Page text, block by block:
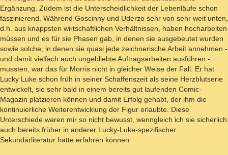
Ergänzung. Zudem ist die Unterscheidlichkeit der Lebenläufe schon
faszinierend. Während Goscinny und Uderzo sehr von sehr weit unten,
d.h. aus knappsten wirtschaftlichen Verhältnissen, haben hocharbeiten
müssen und es für sie Phasen gab, in denen sie ausgebeutet wurden
sowie solche, in denen sie quasi jede zeichnerische Arbeit annehmen -
und damit vielfach auch ungebliebte Auftragsarbeiten ausführen -
mussten, war das für Morris nicht in gleicher Weise der Fall. Er hat
Lucky Luke schon früh in seiner Schaffenszeit als seine Herzblutserie
entwickelt, sie sehr bald in einem bereits gut laufenden Comic-
Magazin platzieren können und damit Erfolg gehabt, der ihm die
kontinuierliche Weiterentwicklung der Figur erlaubte. Diese
Unterschiede waren mir so nicht bewusst, wenngleich ich sie sicherlich
auch bereits früher in anderer Lucky-Luke-spezifischer
Sekundärliteratur hätte erfahren können.